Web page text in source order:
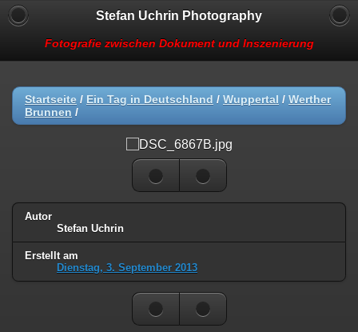
Stefan Uchrin Photography
Fotografie zwischen Dokument und Inszenierung
Startseite / Ein Tag in Deutschland / Wuppertal / Werther
Brunnen /
Autor
Stefan Uchrin
Erstellt am
Dienstag, 3. September 2013